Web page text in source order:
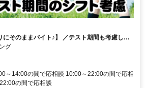
にそのままバイト♪】 ／テスト期間も考慮しま
接OK♪
グ
～14:00の間で応相談 10:00～22:00の間で応相
の間で応相談